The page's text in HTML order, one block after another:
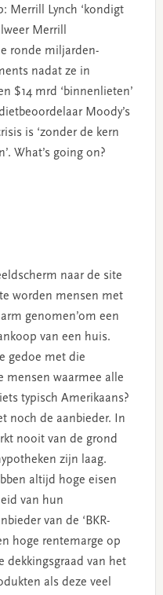
Merrill Lynch ‘kondigt
Merrill
ronde miljarden-
nadat ze in
$14 mrd ‘binnenlieten’
Moody’s
is ‘zonder de kern
What’s going on?
naar de site
worden mensen met
genomen’om een
van een huis.
gedoe met die
mensen waarmee alle
typisch Amerikaans?
noch de aanbieder. In
nooit van de grond
zijn laag.
altijd hoge eisen
van hun
van de ‘BKR-
hoge rentemarge op
dekkingsgraad van het
als deze veel